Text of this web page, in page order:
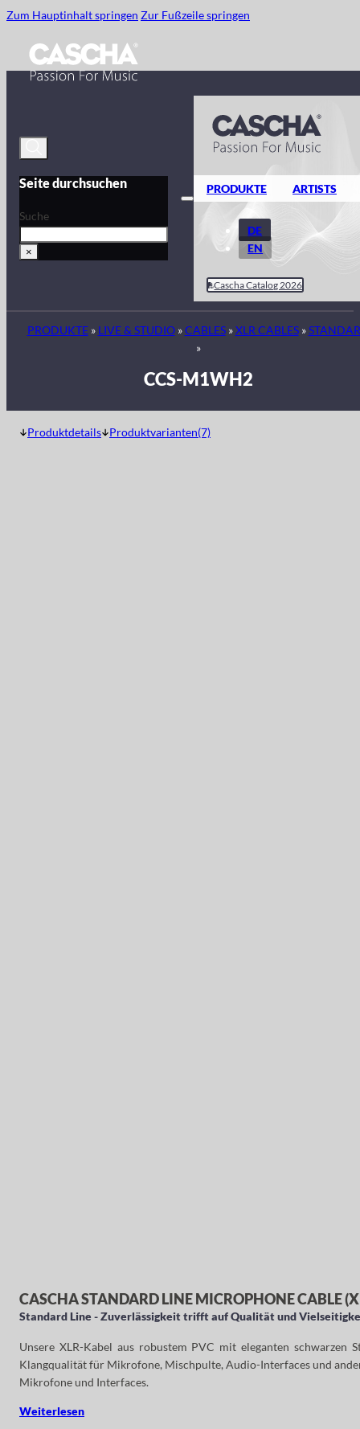
Zum Hauptinhalt springen Zur Fußzeile springen
Seite durchsuchen
Suche
×
PRODUKTE ARTISTS
DE
EN
Cascha Catalog 2026
PRODUKTE» LIVE & STUDIO»CABLES»XLR CABLES»
»
CCS-M1WH2
Produktdetails Produktvarianten(7)
CASCHA STANDARD LINE MICROPHONE CABLE
Standard Line - Zuverlässigkeit trifft auf Qualität und
Unsere XLR-Kabel aus robustem PVC mit eleganten
Klangqualität für Mikrofone, Mischpulte, Audio-Interfaces und
Mikrofone und Interfaces.
Weiterlesen